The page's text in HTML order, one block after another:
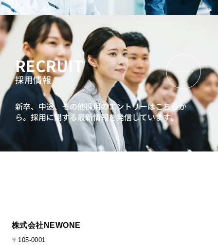
RECRUIT
採用情報
新卒、中途、その他採用のエントリーはこちらか
ら。採用に関する最新情報を発信しています。
株式会社NEWONE
〒105-0001